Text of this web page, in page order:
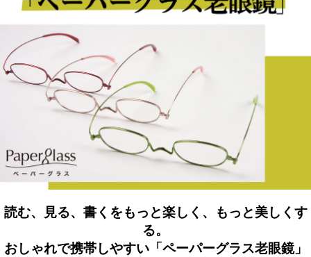
読む、見る、書くをもっと楽しく、もっと美しくす
る。
おしゃれで携帯しやすい「ペーパーグラス老眼鏡」